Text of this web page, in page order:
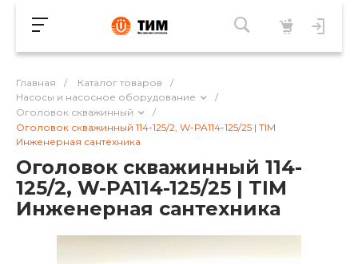
Главная / Каталог товаров
/
Насосы и насосное оборудование
/
Оголовок скважинный
/
Оголовок скважинный 114-125/2, W-PA114-125/25 | TIM
Инженерная сантехника
Оголовок скважинный 114-
125/2, W-PA114-125/25 | TIM
Инженерная сантехника